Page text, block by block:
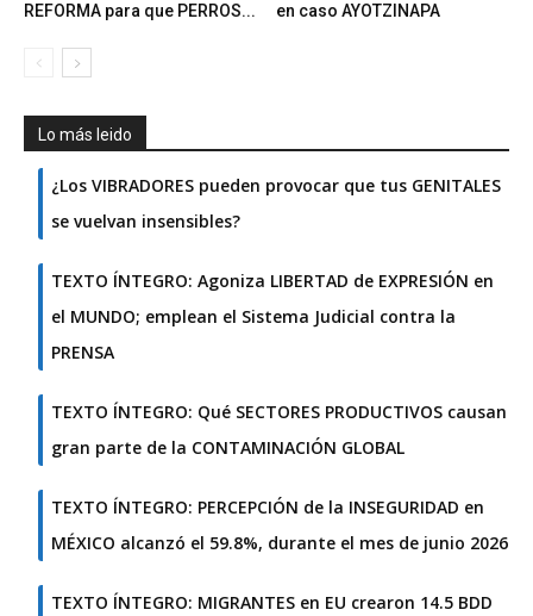
REFORMA para que PERROS...
en caso AYOTZINAPA
Lo más leido
¿Los VIBRADORES pueden provocar que tus GENITALES
se vuelvan insensibles?
TEXTO ÍNTEGRO: Agoniza LIBERTAD de EXPRESIÓN en
el MUNDO; emplean el Sistema Judicial contra la
PRENSA
TEXTO ÍNTEGRO: Qué SECTORES PRODUCTIVOS causan
gran parte de la CONTAMINACIÓN GLOBAL
TEXTO ÍNTEGRO: PERCEPCIÓN de la INSEGURIDAD en
MÉXICO alcanzó el 59.8%, durante el mes de junio 2026
TEXTO ÍNTEGRO: MIGRANTES en EU crearon 14.5 BDD